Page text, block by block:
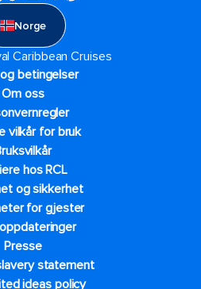
Norge
Caribbean Cruises
betingelser
Om oss
vilkår for bruk
hos RCL
og sikkerhet​
for gjester
Presse
statement
ideas policy